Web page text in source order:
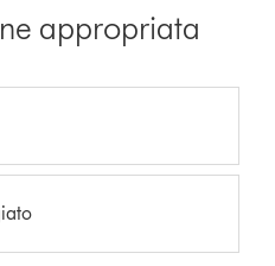
appropriata